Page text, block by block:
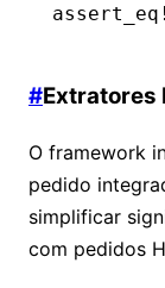
assert_eq!
#Extratores
O framework
pedido
simplificar
com pedidos